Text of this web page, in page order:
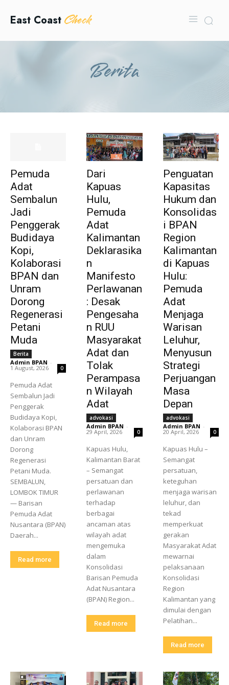
East Coast Check
Berita
Pemuda
Adat
Sembalun
Jadi
Penggerak
Budidaya
Kopi,
Kolaborasi
BPAN dan
Unram
Dorong
Regenerasi
Petani
Muda
Berita
Admin BPAN -
1 August, 2026 0
Pemuda Adat
Sembalun Jadi
Penggerak
Budidaya Kopi,
Kolaborasi BPAN
dan Unram
Dorong
Regenerasi
Petani Muda.
SEMBALUN,
LOMBOK TIMUR
— Barisan
Pemuda Adat
Nusantara (BPAN)
Daerah...
Read more
Dari
Kapuas
Hulu,
Pemuda
Adat
Kalimantan
Deklarasika
n
Manifesto
Perlawanan
: Desak
Pengesaha
n RUU
Masyarakat
Adat dan
Tolak
Perampasa
n Wilayah
Adat
advokasi
Admin BPAN -
29 April, 2026 0
Kapuas Hulu,
Kalimantan Barat
– Semangat
persatuan dan
perlawanan
terhadap
berbagai
ancaman atas
wilayah adat
mengemuka
dalam
Konsolidasi
Barisan Pemuda
Adat Nusantara
(BPAN) Region...
Read more
Penguatan
Kapasitas
Hukum dan
Konsolidas
i BPAN
Region
Kalimantan
di Kapuas
Hulu:
Pemuda
Adat
Menjaga
Warisan
Leluhur,
Menyusun
Strategi
Perjuangan
Masa
Depan
advokasi
Admin BPAN -
20 April, 2026 0
Kapuas Hulu –
Semangat
persatuan,
keteguhan
menjaga warisan
leluhur, dan
tekad
memperkuat
gerakan
Masyarakat Adat
mewarnai
pelaksanaan
Konsolidasi
Region
Kalimantan yang
dimulai dengan
Pelatihan...
Read more